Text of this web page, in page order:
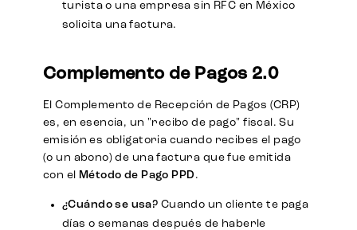
turista o una empresa sin RFC en México
solicita una factura.
Complemento de Pagos 2.0
El Complemento de Recepción de Pagos (CRP)
es, en esencia, un "recibo de pago" fiscal. Su
emisión es obligatoria cuando recibes el pago
(o un abono) de una factura que fue emitida
con el
Método de Pago PPD .
¿Cuándo se usa? Cuando un cliente te paga
días o semanas después de haberle